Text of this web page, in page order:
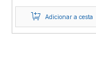
Adicionar a cesta